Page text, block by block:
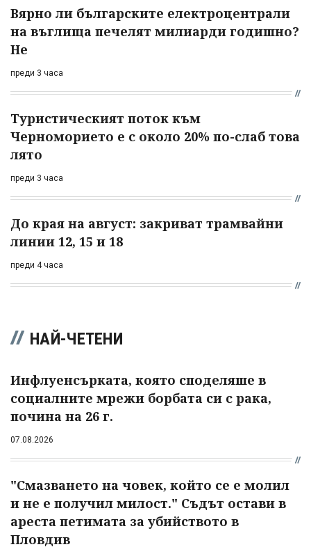
Вярно ли българските електроцентрали
на въглища печелят милиарди годишно?
Не
преди 3 часа
Туристическият поток към
Черноморието е с около 20% по-слаб това
лято
преди 3 часа
До края на август: закриват трамвайни
линии 12, 15 и 18
преди 4 часа
НАЙ-ЧЕТЕНИ
Инфлуенсърката, която споделяше в
социалните мрежи борбата си с рака,
почина на 26 г.
07.08.2026
"Смазването на човек, който се е молил
и не е получил милост." Съдът остави в
ареста петимата за убийството в
Пловдив